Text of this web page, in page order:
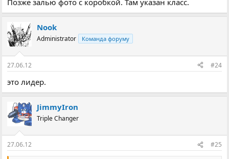
Позже залью фото с коробкой. Там указан класс.
Nook
Administrator Команда форуму
27.06.12 #24
это лидер.
JimmyIron
Triple Changer
27.06.12 #25